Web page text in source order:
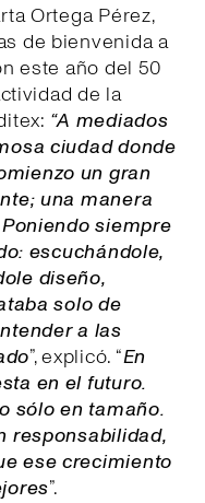
Ortega Pérez,
de bienvenida a
este año del 50
de la
“A mediados
ciudad donde
un gran
una manera
siempre
escuchándole,
diseño,
solo de
a las
”, explicó. “En
en el futuro.
sólo en tamaño.
responsabilidad,
ese crecimiento
”.